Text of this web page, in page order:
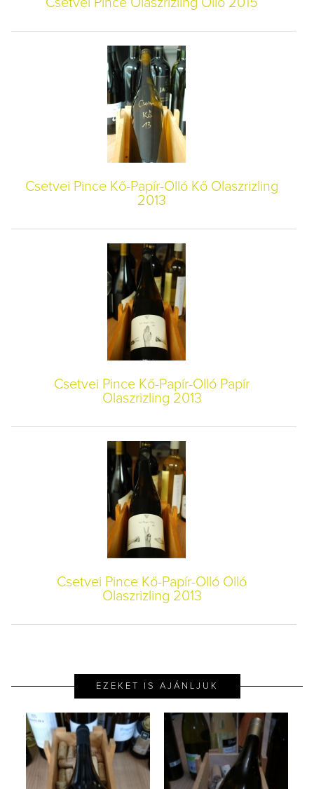
Csetvei Pince Kő-Papír-Olló Kő Olaszrizling
2013
Csetvei Pince Kő-Papír-Olló Papír
Olaszrizling 2013
Csetvei Pince Kő-Papír-Olló Olló
Olaszrizling 2013
EZEKET IS AJÁNLJUK